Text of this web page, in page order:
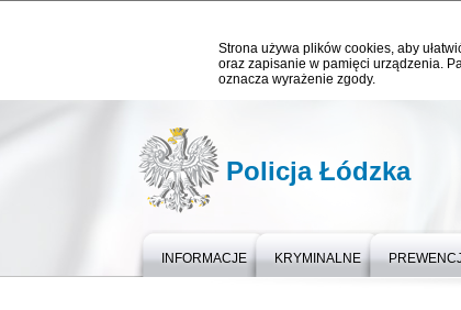
Strona używa plików cookies, aby
oraz zapisanie w pamięci urządzenia.
oznacza wyrażenie zgody.
Policja Łódzka
INFORMACJE KRYMINALNE